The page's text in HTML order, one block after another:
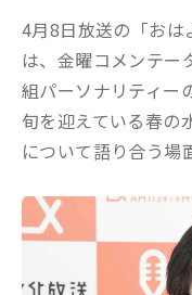
4月8日放送の「おは
は、金曜コメンテー
組パーソナリティー
旬を迎えている春の
について語り合う場